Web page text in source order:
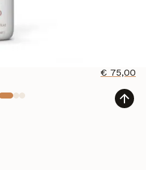
€ 75,00